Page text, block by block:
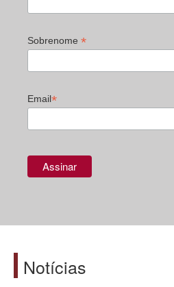
Sobrenome *
Email*
Notícias